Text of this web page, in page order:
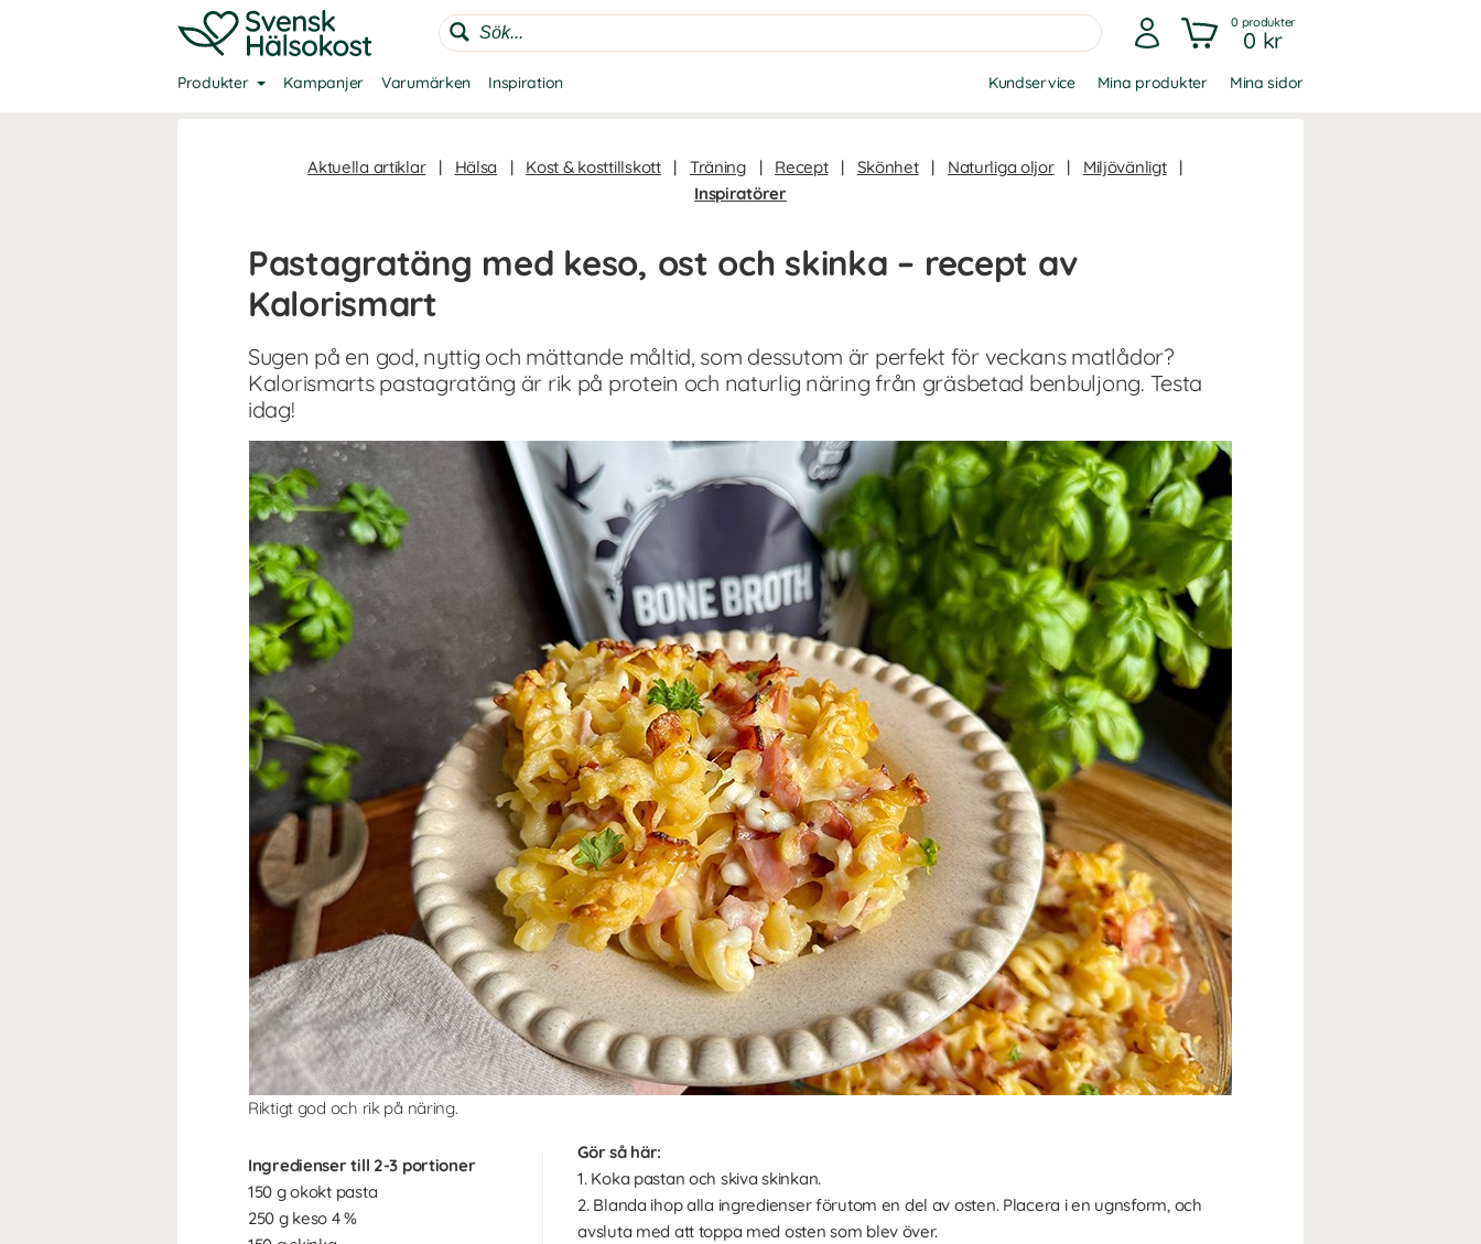
0 produkter
0 kr
Produkter Kampanjer Varumärken Inspiration Kundservice Mina produkter Mina sidor
Aktuella artiklar | Hälsa | Kost & kosttillskott | Träning | Recept | Skönhet | Naturliga oljor | Miljövänligt
|
Inspiratörer
Pastagratäng med keso, ost och skinka – recept av
Kalorismart
Sugen på en god, nyttig och mättande måltid, som dessutom är perfekt för veckans matlådor?
Kalorismarts pastagratäng är rik på protein och naturlig näring från gräsbetad benbuljong. Testa
idag!
Riktigt god och rik på näring.
Ingredienser till 2-3 portioner
150 g okokt pasta
250 g keso 4 %
Gör så här:
1. Koka pastan och skiva skinkan.
2. Blanda ihop alla ingredienser förutom en del av osten. Placera i en ugnsform, och
avsluta med att toppa med osten som blev över.